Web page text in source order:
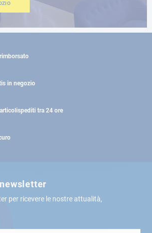
in negozio
spediti tra 24 ore
per ricevere le nostre attualità,